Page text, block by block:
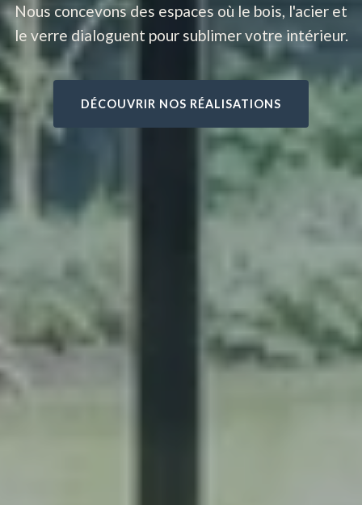
Nous concevons des espaces où le bois, l'acier et
le verre dialoguent pour sublimer votre intérieur.
DÉCOUVRIR NOS RÉALISATIONS